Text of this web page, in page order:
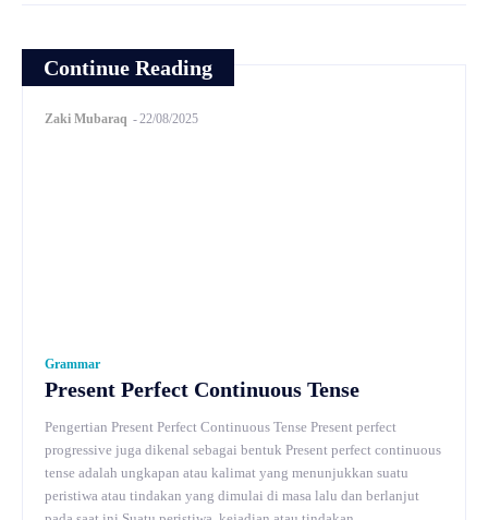
Continue Reading
Zaki Mubaraq - 22/08/2025
Grammar
Present Perfect Continuous Tense
Pengertian Present Perfect Continuous Tense Present perfect
progressive juga dikenal sebagai bentuk Present perfect continuous
tense adalah ungkapan atau kalimat yang menunjukkan suatu
peristiwa atau tindakan yang dimulai di masa lalu dan berlanjut